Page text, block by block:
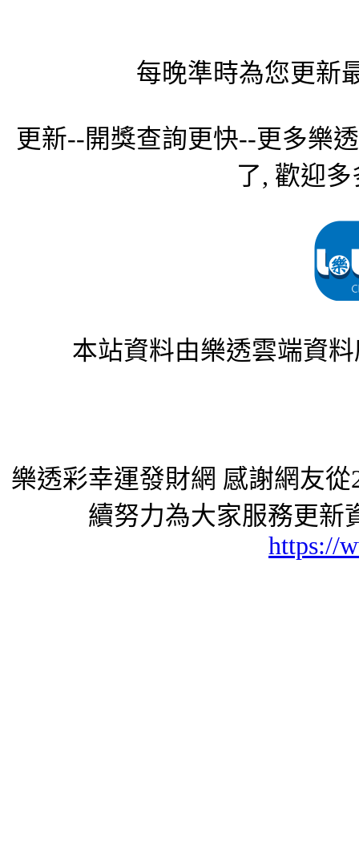
每晚準時為您更新
更新--開獎查詢更快--更多樂
了, 歡迎
本站資料由樂透雲端資
樂透彩幸運發財網 感謝網友
續努力為大家服務更新
https://